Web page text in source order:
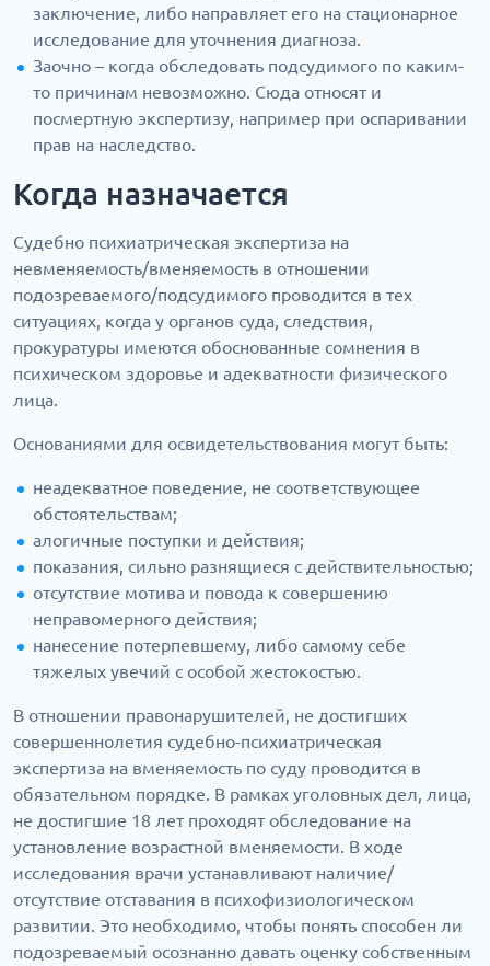
заключение, либо направляет его на стационарное
исследование для уточнения диагноза.
Заочно – когда обследовать подсудимого по каким-
то причинам невозможно. Сюда относят и
посмертную экспертизу, например при оспаривании
прав на наследство.
Когда назначается
Судебно психиатрическая экспертиза на
невменяемость/вменяемость в отношении
подозреваемого/подсудимого проводится в тех
ситуациях, когда у органов суда, следствия,
прокуратуры имеются обоснованные сомнения в
психическом здоровье и адекватности физического
лица.
Основаниями для освидетельствования могут быть:
неадекватное поведение, не соответствующее
обстоятельствам;
алогичные поступки и действия;
показания, сильно разнящиеся с действительностью;
отсутствие мотива и повода к совершению
неправомерного действия;
нанесение потерпевшему, либо самому себе
тяжелых увечий с особой жестокостью.
В отношении правонарушителей, не достигших
совершеннолетия судебно-психиатрическая
экспертиза на вменяемость по суду проводится в
обязательном порядке. В рамках уголовных дел, лица,
не достигшие 18 лет проходят обследование на
установление возрастной вменяемости. В ходе
исследования врачи устанавливают наличие/
отсутствие отставания в психофизиологическом
развитии. Это необходимо, чтобы понять способен ли
подозреваемый осознанно давать оценку собственным